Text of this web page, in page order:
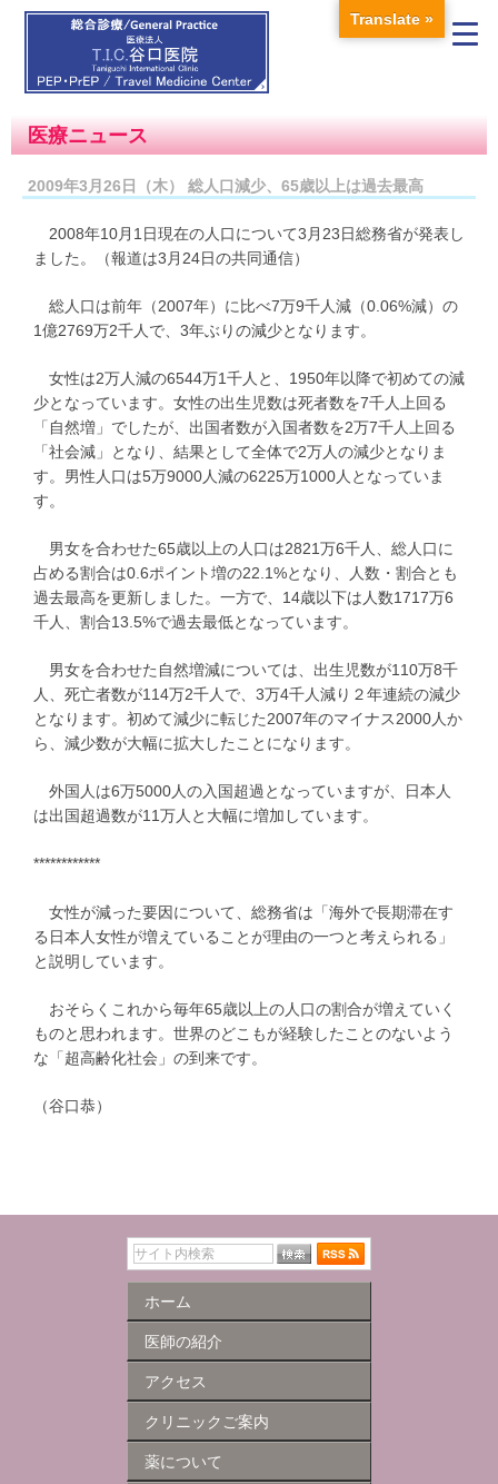
医療ニュース
2009年3月26日（木） 総人口減少、65歳以上は過去最高
2008年10月1日現在の人口について3月23日総務省が発表し
ました。（報道は3月24日の共同通信）
総人口は前年（2007年）に比べ7万9千人減（0.06%減）の
1億2769万2千人で、3年ぶりの減少となります。
女性は2万人減の6544万1千人と、1950年以降で初めての減
少となっています。女性の出生児数は死者数を7千人上回る
「自然増」でしたが、出国者数が入国者数を2万7千人上回る
「社会減」となり、結果として全体で2万人の減少となりま
す。男性人口は5万9000人減の6225万1000人となっていま
す。
男女を合わせた65歳以上の人口は2821万6千人、総人口に
占める割合は0.6ポイント増の22.1%となり、人数・割合とも
過去最高を更新しました。一方で、14歳以下は人数1717万6
千人、割合13.5%で過去最低となっています。
男女を合わせた自然増減については、出生児数が110万8千
人、死亡者数が114万2千人で、3万4千人減り２年連続の減少
となります。初めて減少に転じた2007年のマイナス2000人か
ら、減少数が大幅に拡大したことになります。
外国人は6万5000人の入国超過となっていますが、日本人
は出国超過数が11万人と大幅に増加しています。
************
女性が減った要因について、総務省は「海外で長期滞在す
る日本人女性が増えていることが理由の一つと考えられる」
と説明しています。
おそらくこれから毎年65歳以上の人口の割合が増えていく
ものと思われます。世界のどこもが経験したことのないよう
な「超高齢化社会」の到来です。
（谷口恭）
ホーム
医師の紹介
アクセス
クリニックご案内
薬について
Translate »